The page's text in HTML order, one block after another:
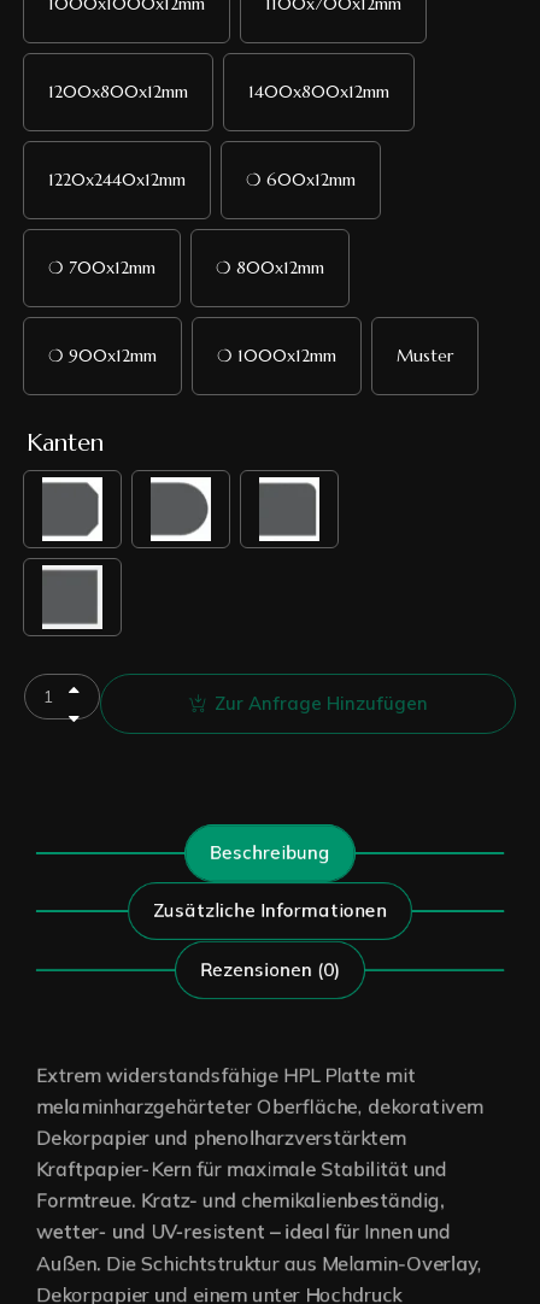
1200x800x12mm 1400x800x12mm
1220x2440x12mm ❍ 600x12mm
❍ 700x12mm ❍ 800x12mm
❍ 900x12mm ❍ 1000x12mm Muster
Kanten
Zur Anfrage Hinzufügen
Beschreibung
Zusätzliche Informationen
Rezensionen (0)
Extrem widerstandsfähige HPL Platte mit
melaminharzgehärteter Oberfläche, dekorativem
Dekorpapier und phenolharzverstärktem
Kraftpapier-Kern für maximale Stabilität und
Formtreue. Kratz- und chemikalienbeständig,
wetter- und UV-resistent – ideal für Innen und
Außen. Die Schichtstruktur aus Melamin-Overlay,
Dekorpapier und einem unter Hochdruck